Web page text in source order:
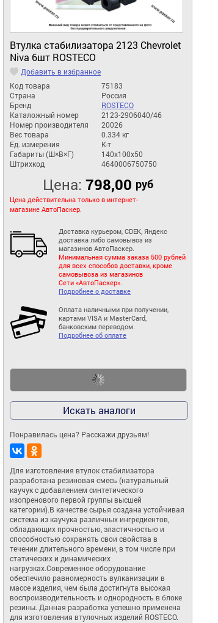
Втулка стабилизатора 2123 Chevrolet
Niva 6шт ROSTECO
Добавить в избранное
Код товара
75183
Страна
Россия
Бренд
ROSTECO
Каталожный номер
2123-2906040/46
Номер производителя
20026
Вес товара
0.334 кг
Ед. измерения
К-т
Габариты (Ш×В×Г)
140x100x50
Штрихкод
4640006750750
Цена: 798,00 руб
Цена действительна только в интернет-
магазине АвтоПаскер.
Доставка курьером, CDEK, Яндекс
доставка либо самовывоз из
магазинов АвтоПаскер.
Минимальная сумма заказа 500 рублей
для всех способов доставки, кроме
самовывоза из магазинов
Сети «АвтоПаскер».
Подробнее о доставке
Оплата наличными при получении,
картами VISA и MasterCard,
банковским переводом.
Подробнее об оплате
Искать аналоги
Понравилась цена? Расскажи друзьям!
Для изготовления втулок стабилизатора
разработана резиновая смесь (натуральный
каучук с добавлением синтетического
изопренового первой группы высшей
категории).В качестве сырья создана устойчивая
система из каучука различных ингредиентов,
обладающих прочностью, эластичностью и
способностью сохранять свои свойства в
течении длительного времени, в том числе при
статических и динамических
нагрузках.Современное оборудование
обеспечило равномерность вулканизации в
массе изделия, чем была достигнута высокая
воспроизводительность и однородность в блоке
резины. Данная разработка успешно применена
для изготовления втулочных изделий ROSTECO.